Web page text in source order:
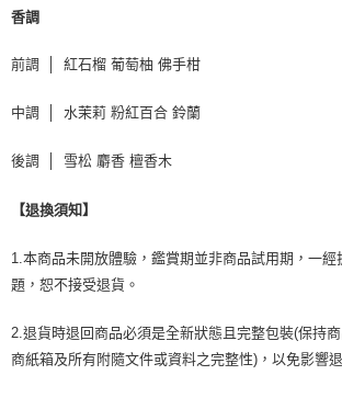
香調
前調 │ 紅石榴 葡萄柚 佛手柑
中調 │ 水茉莉 粉紅百合 鈴蘭
後調 │ 雪松 麝香 檀香木
【退換須知】
1.本商品未開放體驗，鑑賞期並非商品試用期，一經
題，恕不接受退貨。
2.退貨時退回商品必須是全新狀態且完整包裝(保持
商紙箱及所有附隨文件或資料之完整性)，以免影響